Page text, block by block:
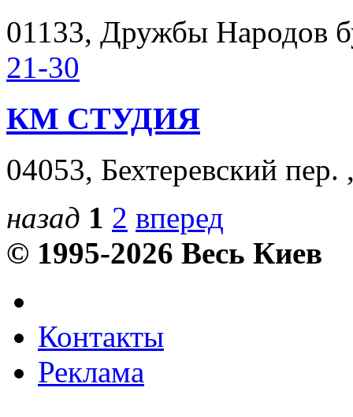
01133, Дружбы Народов
21-30
КМ СТУДИЯ
04053, Бехтеревский
назад 1 2 вперед
© 1995-2026 Весь Киев
Контакты
Реклама